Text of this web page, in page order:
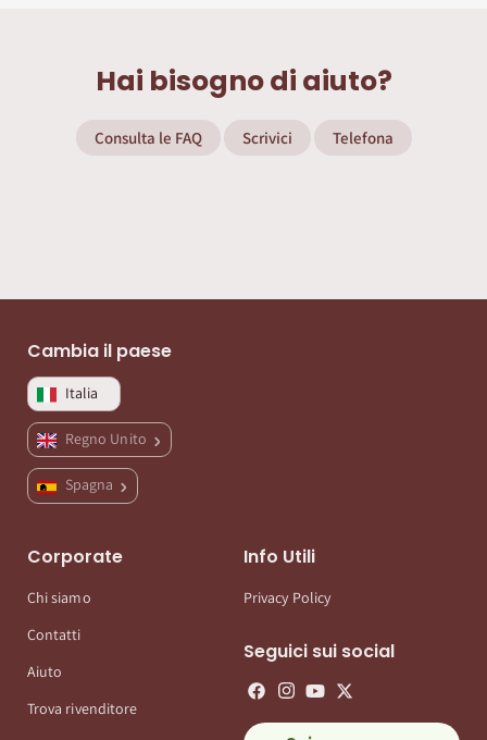
Hai bisogno di aiuto?
Consulta le FAQ Scrivici Telefona
Cambia il paese
Italia
Regno Unito
Spagna
Corporate
Chi siamo
Contatti
Aiuto
Trova rivenditore
Info Utili
Privacy Policy
Seguici sui social